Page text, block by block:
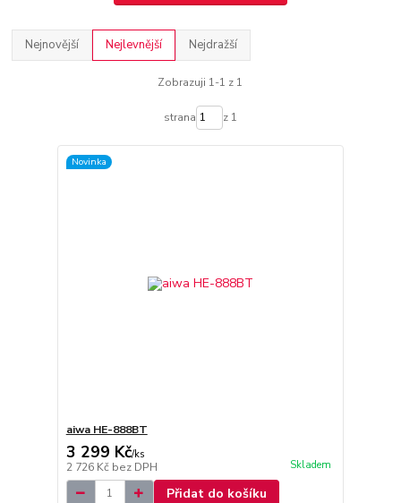
Nejnovější Nejlevnější Nejdražší
Zobrazuji 1-1 z 1
strana z 1
Novinka
aiwa HE-888BT
3 299 Kč/ks
2 726 Kč bez DPH Skladem
Přidat do košíku